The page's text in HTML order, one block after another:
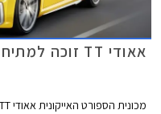
אאודי TT זוכה למתיחת פנים